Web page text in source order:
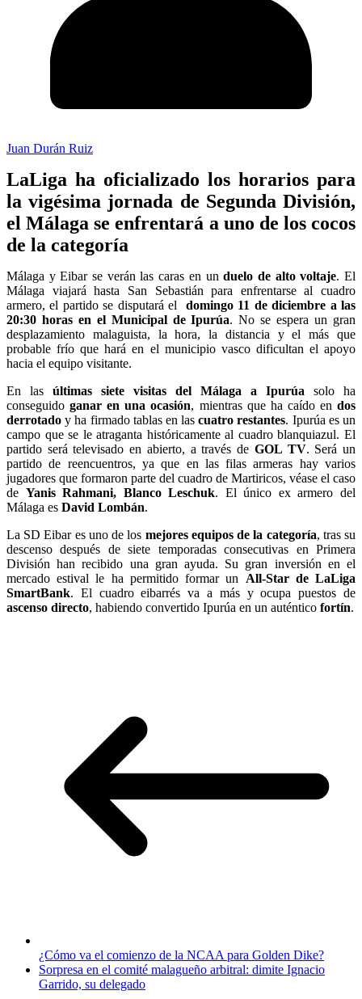
Juan Durán Ruiz
LaLiga ha oficializado los horarios para
la vigésima jornada de Segunda División,
el Málaga se enfrentará a uno de los cocos
de la categoría
Málaga y Eibar se verán las caras en unduelo de alto voltaje. El
Málaga viajará hasta San Sebastián para enfrentarse al cuadro
armero, el partido se disputará el domingo 11 de diciembre a las
20:30 horas en el Municipal de Ipurúa. No se espera un gran
desplazamiento malaguista, la hora, la distancia y el más que
probable frío que hará en el municipio vasco dificultan el apoyo
hacia el equipo visitante.
En las últimas siete visitas del Málaga a Ipurúa solo ha
conseguidoganar en una ocasión, mientras que ha caído endos
derrotado y ha firmado tablas en lascuatro restantes. Ipurúa es un
campo que se le atraganta históricamente al cuadro blanquiazul. El
partido será televisado en abierto, a través de GOL TV. Será un
partido de reencuentros, ya que en las filas armeras hay varios
jugadores que formaron parte del cuadro de Martiricos, véase el caso
de Yanis Rahmani, Blanco Leschuk. El único ex armero del
Málaga es David Lombán.
La SD Eibar es uno de los mejores equipos de la categoría, tras su
descenso después de siete temporadas consecutivas en Primera
División han recibido una gran ayuda. Su gran inversión en el
mercado estival le ha permitido formar un All-Star de LaLiga
SmartBank. El cuadro eibarrés va a más y ocupa puestos de
ascenso directo, habiendo convertido Ipurúa en un auténtico fortín.
¿Cómo va el comienzo de la NCAA para Golden Dike?
Sorpresa en el comité malagueño arbitral: dimite Ignacio
Garrido, su delegado